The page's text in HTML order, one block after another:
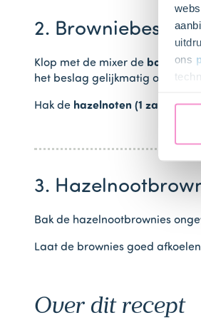
ons
2. Browniebeslag
Klop met de mixer de boterlos
het beslag gelijkmatig over de
Hak de hazelnoten (1 zakje)in
3.
Bak de hazelnootbrownies
Laat de brownies goed
Over dit recept